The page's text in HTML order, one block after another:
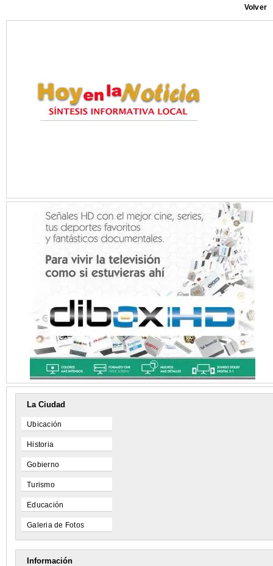
Volver
La Ciudad
Ubicación
Historia
Gobierno
Turismo
Educación
Galeria de Fotos
Información